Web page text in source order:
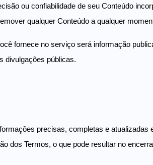
ou confiabilidade de seu Conteúdo
qualquer Conteúdo a qualquer
fornece no serviço será informação
divulgações públicas.
precisas, completas e atualizadas
dos Termos, o que pode resultar no